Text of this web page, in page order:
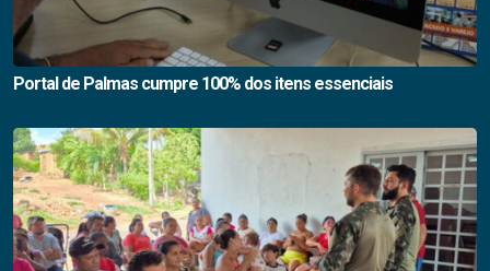
Portal de Palmas cumpre 100% dos itens essenciais